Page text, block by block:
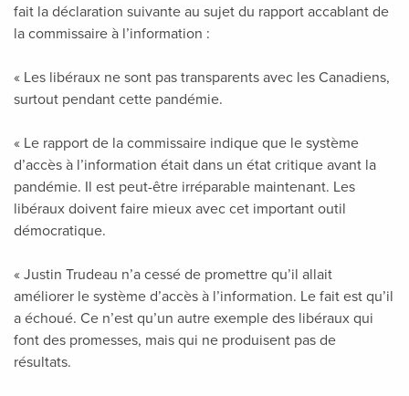
fait la déclaration suivante au sujet du rapport accablant de
la commissaire à l’information :
« Les libéraux ne sont pas transparents avec les Canadiens,
surtout pendant cette pandémie.
« Le rapport de la commissaire indique que le système
d’accès à l’information était dans un état critique avant la
pandémie. Il est peut-être irréparable maintenant. Les
libéraux doivent faire mieux avec cet important outil
démocratique.
« Justin Trudeau n’a cessé de promettre qu’il allait
améliorer le système d’accès à l’information. Le fait est qu’il
a échoué. Ce n’est qu’un autre exemple des libéraux qui
font des promesses, mais qui ne produisent pas de
résultats.